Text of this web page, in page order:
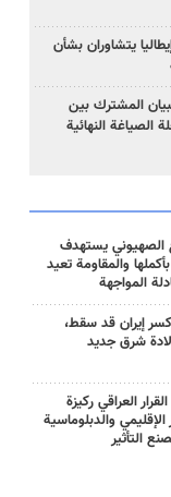
يتشاوران بشأن
المشترك بين
الصياغة النهائية
الصهيوني يستهدف
والمقاومة تعيد
المواجهة
إيران قد سقط،
شرق جديد
العراقي ركيزة
الإقليمي والدبلوماسية
التأثير